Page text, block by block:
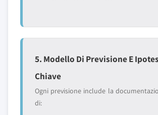
5. Modello Di Previsione E
Chiave
Ogni previsione include la
di: